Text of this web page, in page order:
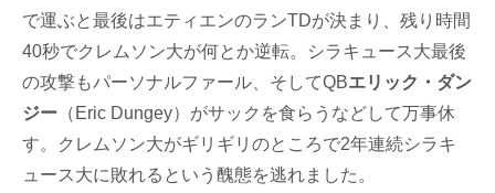
で運ぶと最後はエティエンのランTDが決まり、残り時間
40秒でクレムソン大が何とか逆転。シラキュース大最後
の攻撃もパーソナルファール、そしてQBエリック・ダン
ジー （Eric Dungey）がサックを食らうなどして万事休
す。クレムソン大がギリギリのところで2年連続シラキ
ュース大に敗れるという醜態を逃れました。